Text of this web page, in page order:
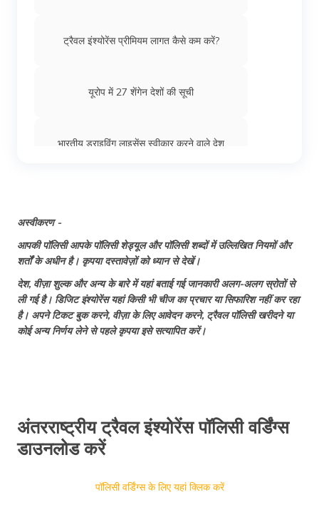
भारतीयों के लिए भूटान वीज़ा
यूके वीज़ा आवेदन की स्थिति
सिंगापुर का टूरिस्ट वीज़ा
फिनलैंड के लिए वीज़ा
ट्रैवल इंश्योरेंस प्रीमियम लागत कैसे कम करें?
यूरोप में 27 शेंगेन देशों की सूची
भारतीय ड्राइविंग लाइसेंस स्वीकार करने वाले देश
विलंबित या गुम हुआ सामान
भारतीयों के लिए वीजा फ्री देश
भारत से यात्रा करने के लिए सबसे सस्ता देश? बजट के
अस्वीकरण -
आपकी पॉलिसी आपके पॉलिसी शेड्यूल और पॉलिसी शब्दों में उल्लिखित नियमों और
शर्तों के अधीन है। कृपया दस्तावेज़ों को ध्यान से देखें।
देश, वीज़ा शुल्क और अन्य के बारे में यहां बताई गई जानकारी अलग-अलग स्रोतों से
ली गई है। डिजिट इंश्योरेंस यहां किसी भी चीज का प्रचार या सिफारिश नहीं कर रहा
है। अपने टिकट बुक करने, वीज़ा के लिए आवेदन करने, ट्रैवल पॉलिसी खरीदने या
कोई अन्य निर्णय लेने से पहले कृपया इसे सत्यापित करें।
अंतरराष्ट्रीय ट्रैवल इंश्योरेंस पॉलिसी वर्डिंग्स
डाउनलोड करें
पॉलिसी वर्डिंग्स के लिए यहां क्लिक करें